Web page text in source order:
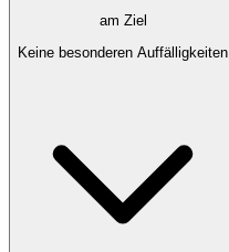
am Ziel
Keine besonderen Auffälligkeiten